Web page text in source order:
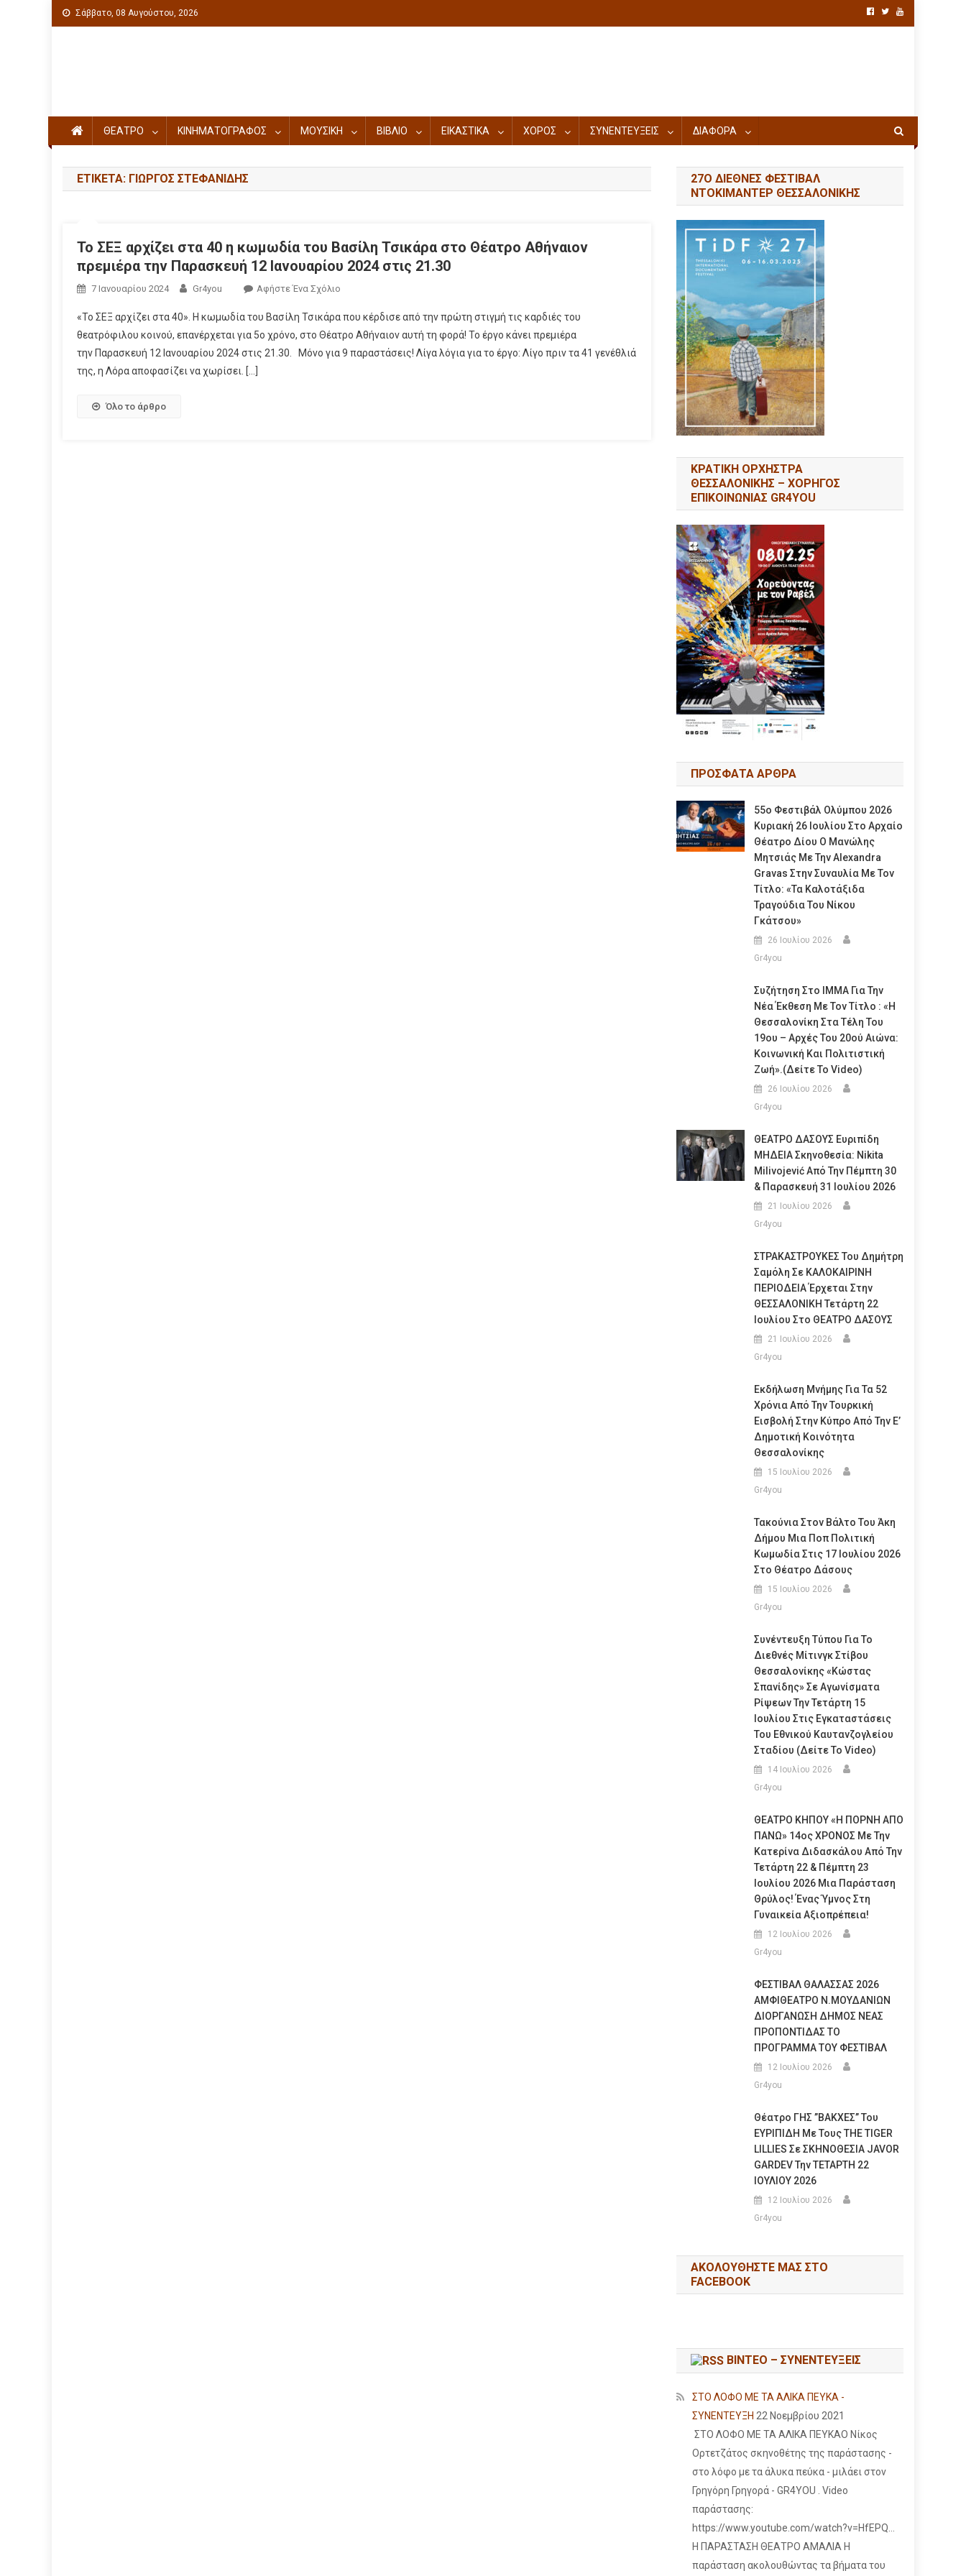
Σάββατο, 08 Αυγούστου, 2026
ΘΕΑΤΡΟ ΚΙΝΗΜΑΤΟΓΡΑΦΟΣ ΜΟΥΣΙΚΗ ΒΙΒΛΙΟ ΕΙΚΑΣΤΙΚΑ ΧΟΡΟΣ ΣΥΝΕΝΤΕΥΞΕΙΣ ΔΙΑΦΟΡΑ
ΕΤΙΚΈΤΑ: ΓΙΏΡΓΟΣ ΣΤΕΦΑΝΊΔΗΣ
Το ΣΕΞ αρχίζει στα 40 η κωμωδία του Βασίλη Τσικάρα στο Θέατρο Αθήναιον
πρεμιέρα την Παρασκευή 12 Ιανουαρίου 2024 στις 21.30
7 Ιανουαρίου 2024 Gr4you Αφήστε Ένα Σχόλιο
«Το ΣΕΞ αρχίζει στα 40». Η κωμωδία του Βασίλη Τσικάρα που κέρδισε από την πρώτη στιγμή τις καρδιές του
θεατρόφιλου κοινού, επανέρχεται για 5ο χρόνο, στο Θέατρο Αθήναιον αυτή τη φορά! Το έργο κάνει πρεμιέρα
την Παρασκευή 12 Ιανουαρίου 2024 στις 21.30. Μόνο για 9 παραστάσεις! Λίγα λόγια για το έργο: Λίγο πριν τα 41 γενέθλιά
της, η Λόρα αποφασίζει να χωρίσει. […]
Όλο το άρθρο
27Ο ΔΙΕΘΝΕΣ ΦΕΣΤΙΒΑΛ
ΝΤΟΚΙΜΑΝΤΕΡ ΘΕΣΣΑΛΟΝΙΚΗΣ
ΚΡΑΤΙΚΗ ΟΡΧΗΣΤΡΑ
ΘΕΣΣΑΛΟΝΙΚΗΣ – ΧΟΡΗΓΟΣ
ΕΠΙΚΟΙΝΩΝΙΑΣ GR4YOU
ΠΡΟΣΦΑΤΑ ΑΡΘΡΑ
55ο Φεστιβάλ Ολύμπου 2026
Κυριακή 26 Ιουλίου Στο Αρχαίο
Θέατρο Δίου Ο Μανώλης
Μητσιάς Με Την Alexandra
Gravas Στην Συναυλία Με Τον
Τίτλο: «τα Καλοτάξιδα
Τραγούδια Του Νίκου
Γκάτσου»
26 Ιουλίου 2026
Gr4you
Συζήτηση Στο ΙΜΜΑ Για Την
Νέα Έκθεση Με Τον Τίτλο : «Η
Θεσσαλονίκη Στα Τέλη Του
19ου – Αρχές Του 20ού Αιώνα:
Κοινωνική Και Πολιτιστική
Ζωή».(Δείτε Το Video)
26 Ιουλίου 2026
Gr4you
ΘΕΑΤΡΟ ΔΑΣΟΥΣ Ευριπίδη
ΜΗΔΕΙΑ Σκηνοθεσία: Nikita
Milivojević Από Την Πέμπτη 30
& Παρασκευή 31 Ιουλίου 2026
21 Ιουλίου 2026
Gr4you
ΣΤΡΑΚΑΣΤΡΟΥΚΕΣ Του Δημήτρη
Σαμόλη Σε ΚΑΛΟΚΑΙΡΙΝΗ
ΠΕΡΙΟΔΕΙΑ Έρχεται Στην
ΘΕΣΣΑΛΟΝΙΚΗ Τετάρτη 22
Ιουλίου Στο ΘΕΑΤΡΟ ΔΑΣΟΥΣ
21 Ιουλίου 2026
Gr4you
Εκδήλωση Μνήμης Για Τα 52
Χρόνια Από Την Τουρκική
Εισβολή Στην Κύπρο Από Την Ε’
Δημοτική Κοινότητα
Θεσσαλονίκης
15 Ιουλίου 2026
Gr4you
Τακούνια Στον Βάλτο Του Άκη
Δήμου Μια Ποπ Πολιτική
Κωμωδία Στις 17 Ιουλίου 2026
Στο Θέατρο Δάσους
15 Ιουλίου 2026
Gr4you
Συνέντευξη Τύπου Για Το
Διεθνές Μίτινγκ Στίβου
Θεσσαλονίκης «Κώστας
Σπανίδης» Σε Αγωνίσματα
Ρίψεων Την Τετάρτη 15
Ιουλίου Στις Εγκαταστάσεις
Του Εθνικού Καυτανζογλείου
Σταδίου (Δείτε Το Video)
14 Ιουλίου 2026
Gr4you
ΘΕΑΤΡΟ ΚΗΠΟΥ «Η ΠΟΡΝΗ ΑΠΟ
ΠΑΝΩ» 14ος ΧΡΟΝΟΣ Με Την
Κατερίνα Διδασκάλου Από Την
Τετάρτη 22 & Πέμπτη 23
Ιουλίου 2026 Μια Παράσταση
Θρύλος! Ένας Ύμνος Στη
Γυναικεία Αξιοπρέπεια!
12 Ιουλίου 2026
Gr4you
ΦΕΣΤΙΒΑΛ ΘΑΛΑΣΣΑΣ 2026
ΑΜΦΙΘΕΑΤΡΟ Ν.ΜΟΥΔΑΝΙΩΝ
ΔΙΟΡΓΑΝΩΣΗ ΔΗΜΟΣ ΝΕΑΣ
ΠΡΟΠΟΝΤΙΔΑΣ ΤΟ
ΠΡΟΓΡΑΜΜΑ ΤΟΥ ΦΕΣΤΙΒΑΛ
12 Ιουλίου 2026
Gr4you
Θέατρο ΓΗΣ ”ΒΑΚΧΕΣ” Του
ΕΥΡΙΠΙΔΗ Με Τους THE TIGER
LILLIES Σε ΣΚΗΝΟΘΕΣΙΑ JAVOR
GARDEV Την ΤΕΤΑΡΤΗ 22
ΙΟΥΛΙΟΥ 2026
12 Ιουλίου 2026
Gr4you
ΑΚΟΛΟΥΘΉΣΤΕ ΜΑΣ ΣΤΟ
FACEBOOK
ΒΙΝΤΕΟ – ΣΥΝΕΝΤΕΥΞΕΙΣ
ΣΤΟ ΛΟΦΟ ΜΕ ΤΑ ΑΛΙΚΑ ΠΕΥΚΑ -
ΣΥΝΕΝΤΕΥΞΗ 22 Νοεμβρίου 2021
ΣΤΟ ΛΟΦΟ ΜΕ ΤΑ ΑΛΙΚΑ ΠΕΥΚΑΟ Νίκος
Ορτετζάτος σκηνοθέτης της παράστασης -
στο λόφο με τα άλυκα πεύκα - μιλάει στον
Γρηγόρη Γρηγορά - GR4YOU . Video
παράστασης:
https://www.youtube.com/watch?v=HfEPQ...
Η ΠΑΡΑΣΤΑΣΗ ΘΕΑΤΡΟ ΑΜΑΛΙΑ Η
παράσταση ακολουθώντας τα βήματα του